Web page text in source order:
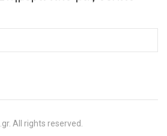
All rights reserved.